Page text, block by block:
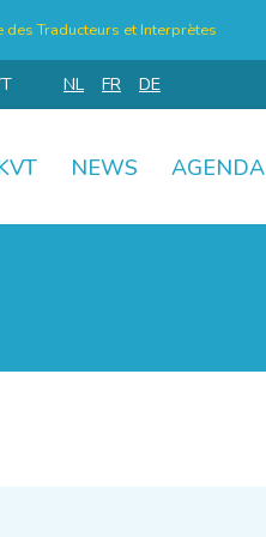
des Traducteurs et Interprètes
NL FR DE
NEWS AGENDA